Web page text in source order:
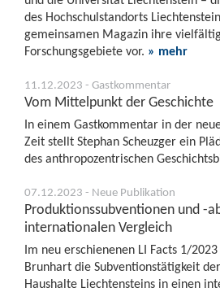
des Hochschul­standorts
gemeinsamen Magazin ihre
Forschungsgebiete vor. » mehr
11.12.2023 - Gastkommentar
Vom Mittelpunkt der Geschichte
In einem Gastkommentar in der
Zeit stellt Stephan Scheuzger ein
des anthropozentrischen
07.12.2023 - Neue Publikation
Produktionssubventionen und -
internationalen Vergleich
Im neu erschienenen LI Facts 1/
Brunhart die Subventionstätigkeit
Haushalte Liechtensteins in einen